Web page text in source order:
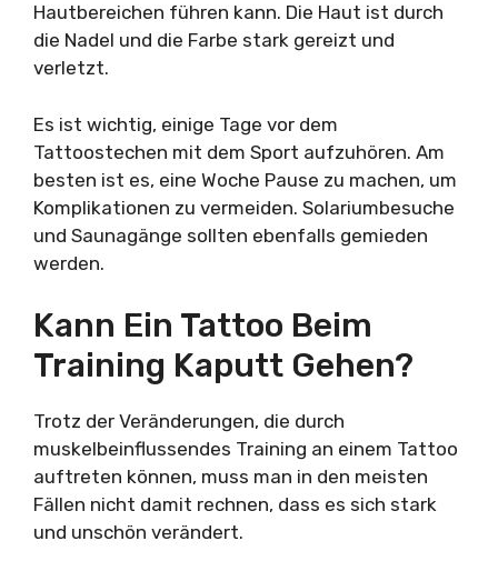
Hautbereichen führen kann. Die Haut ist durch
die Nadel und die Farbe stark gereizt und
verletzt.
Es ist wichtig, einige Tage vor dem
Tattoostechen mit dem Sport aufzuhören. Am
besten ist es, eine Woche Pause zu machen, um
Komplikationen zu vermeiden. Solariumbesuche
und Saunagänge sollten ebenfalls gemieden
werden.
Kann Ein Tattoo Beim
Training Kaputt Gehen?
Trotz der Veränderungen, die durch
muskelbeinflussendes Training an einem Tattoo
auftreten können, muss man in den meisten
Fällen nicht damit rechnen, dass es sich stark
und unschön verändert.